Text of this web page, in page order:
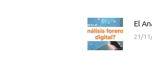
entradas
post:
El
21/